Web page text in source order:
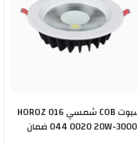
سبوت COB شمسي HOROZ 016
044 0020 20W-3000K ضمان